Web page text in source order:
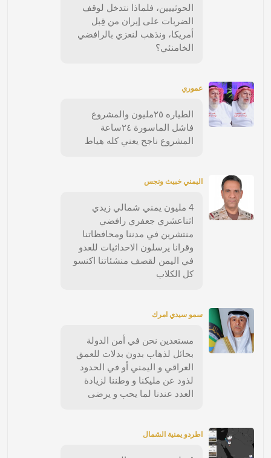
الحوثييين، فلماذا نتدخل لوقف
الضربات على إيران من قِبل
أمريكا، ونذهب لنعزي بالرافضي
الخامنئي؟
عموري
الطياره ٢٥مليون والمشروع
فاشل الماسورة ٢٤ساعة
المشروع ناجح يعني كله هياط
اليمني خبيث ونجس
4 مليون يمني شمالي زيدي
اثناعشري جعفري رافضي
منتشرين في مدننا ومحافظاتنا
وقرانا يرسلون الاحداثيات للعدو
في اليمن لقصف منشئاتنا اكنسو
كل الكلاب
سمو سيدي امرك
مستعدين نحن في أمن الدولة
بحائل لذهاب بدون بدلات للعمق
العراقي و اليمني أو في الحدود
لذود عن مليكنا و وطننا لزيادة
العدد عندنا لما يحب و يرضى
اطردو يمنية الشمال